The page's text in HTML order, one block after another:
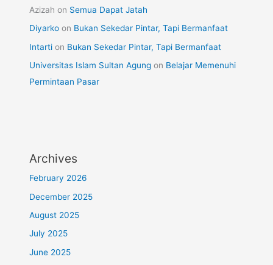
Azizah on Semua Dapat Jatah
Diyarko on Bukan Sekedar Pintar, Tapi Bermanfaat
Intarti on Bukan Sekedar Pintar, Tapi Bermanfaat
Universitas Islam Sultan Agung on Belajar Memenuhi
Permintaan Pasar
Archives
February 2026
December 2025
August 2025
July 2025
June 2025